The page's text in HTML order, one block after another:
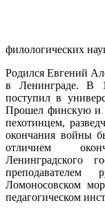
филологических
Родился Евгений
в Ленинграде. В
поступил в
Прошел финскую и
пехотинцем,
окончания войны
отличием
Ленинградского
Ломоносовском
педагогическом